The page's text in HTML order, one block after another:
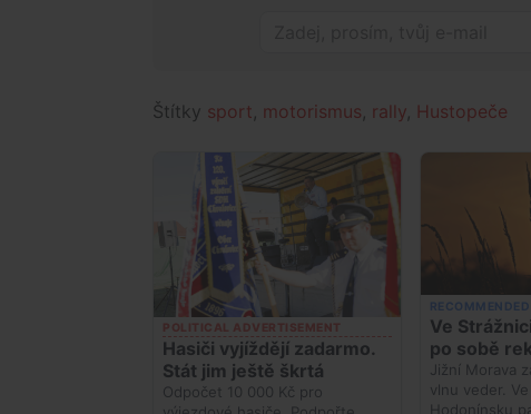
Štítky sport motorismus rally Hustopeče